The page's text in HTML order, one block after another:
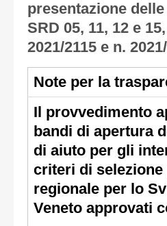
presentazione
SRD 05, 11, 12 e
2021/2115 e n.
Note per la
Il provvedimento
bandi di apertura
di aiuto per gli
criteri di selezione
regionale per lo
Veneto approvati